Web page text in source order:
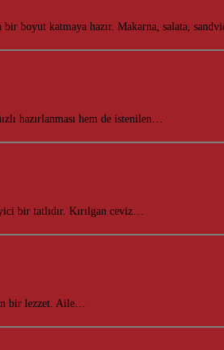
bir boyut katmaya hazır. Makarna, salata,
hazırlanması hem de istenilen…
bir tatlıdır. Kırılgan ceviz…
bir lezzet. Aile…